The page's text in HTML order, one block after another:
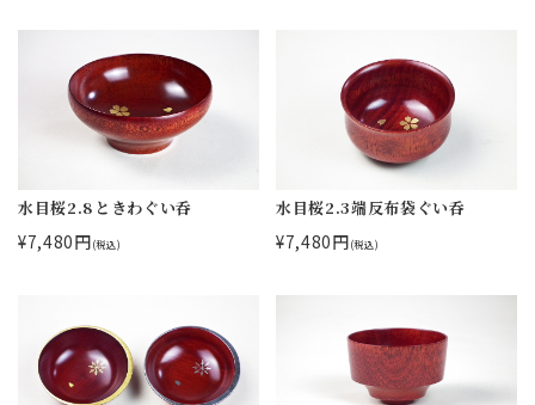
水目桜2.8ときわぐい呑
¥7,480円(税込)
水目桜2.3端反布袋ぐい呑
¥7,480円(税込)